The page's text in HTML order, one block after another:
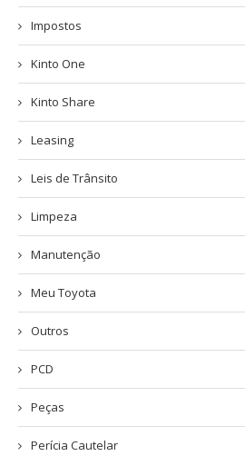
Impostos
Kinto One
Kinto Share
Leasing
Leis de Trânsito
Limpeza
Manutenção
Meu Toyota
Outros
PCD
Peças
Perícia Cautelar